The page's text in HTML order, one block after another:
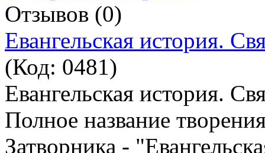
Отзывов (0)
Евангельская история.
(Код: 0481)
Евангельская история.
Полное название
Затворника -